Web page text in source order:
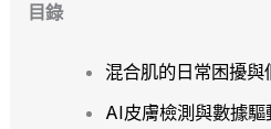
目錄
混合肌的日常困擾與
AI皮膚檢測與數據